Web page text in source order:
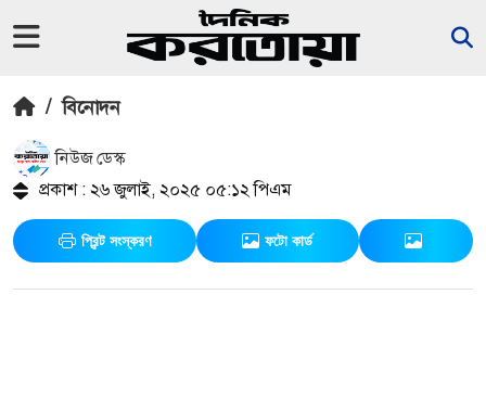
/ বিনোদন
নিউজ ডেস্ক
প্রকাশ : ২৬ জুলাই, ২০২৫ ০৫:১২ পিএম
প্রিন্ট সংস্করণ ফটো কার্ড